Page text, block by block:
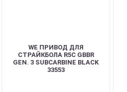
WE ПРИВОД ДЛЯ
СТРАЙКБОЛА R5C GBBR
GEN. 3 SUBCARBINE BLACK
33553